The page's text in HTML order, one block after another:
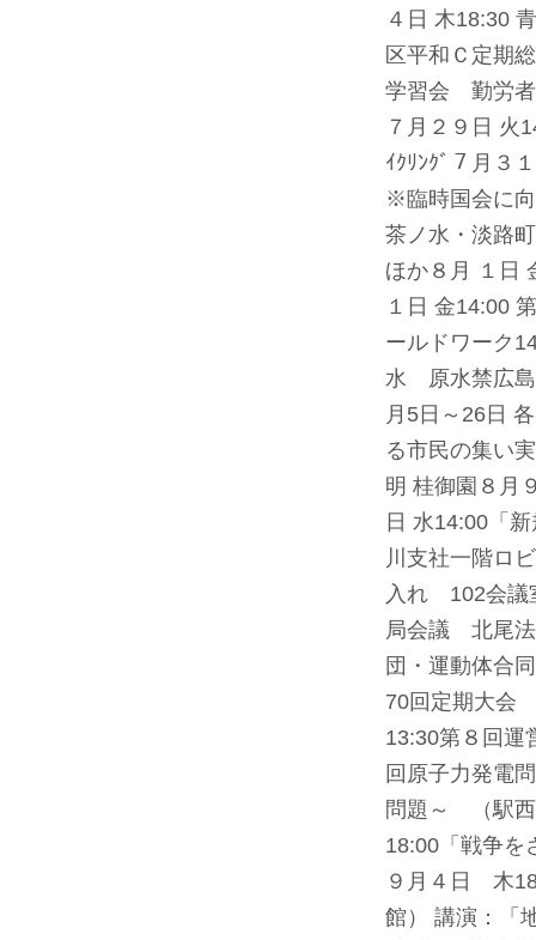
４日 木18:30
区平和Ｃ定期
学習会 勤労者
７月２９日 火
ｲｸﾘﾝｸﾞ ７月３
※臨時国会に
茶ノ水・淡路
ほか８月 １日
１日 金14:00
ールドワーク
水 原水禁広島
月5日～26日
る市民の集い
明 桂御園 ８月
日 水14:00「
川支社一階ロ
入れ 102会議
局会議 北尾
団・運動体合
70回定期大会
13:30第８回
回原子力発電
問題～ （駅
18:00「戦争を
９月４日 木
館） 講演：「